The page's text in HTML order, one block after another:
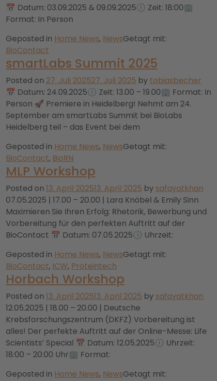
📅 Datum: 03.09.2025 & 09.09.2025🕕 Zeit: 18:00🏢
Format: In Person
Geposted in Home News, NewsGetagt mit:
BioContact
smartLabs Summit 2025
Posted on 27. Juli 202527. Juli 2025 by tobiasbecher
📅 Datum: 24.09.2025🕕 Zeit: 13.00 – 19.00🏢 Format: In
Person 🚀 Premiere in Heidelberg! Nehmt am 24.
September am smartLabs Summit bei BioLabs
Heidelberg teil – das Event bei dem
Geposted in Home News, NewsGetagt mit:
BioContact, BioRN
MLP Workshop
Posted on 13. April 202513. April 2025 by safayatkhan
07.05.2025 | 17.00 – 20.00 | Lara Knöbel & Emily Sinn
Maximieren Sie Ihren Erfolg: Rhetorik, Bewerbung und
Vorbereitung für den perfekten Auftritt auf der
BioContact 📅 Datum: 07.05.2025🕔 Uhrzeit:
Geposted in Home News, NewsGetagt mit:
BioContact, ICW, Proteintech
Horbach Workshop
Posted on 13. April 202513. April 2025 by safayatkhan
12.05.2025 | 18.00 – 20.00 | Deutsche
Krebsforschungszentrum (DKFZ) Vorbereitung ist
alles! Der perfekte Auftritt auf der Online-Messe: Life
Scientists’ Special 📅 Datum: 12.05.2025🕕 Uhrzeit:
18:00 – 20:00 Uhr🏢 Format:
Geposted in Home News, NewsGetagt mit: